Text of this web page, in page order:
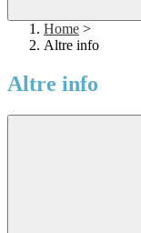
Home >
Altre info
Altre info